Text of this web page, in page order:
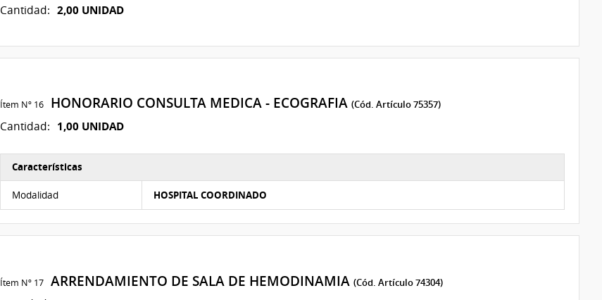
Cantidad: 2,00 UNIDAD
Ítem Nº 16HONORARIO CONSULTA MEDICA - ECOGRAFIA (Cód. Artículo 75357)
Cantidad: 1,00 UNIDAD
Características
Modalidad HOSPITAL COORDINADO
Ítem Nº 17ARRENDAMIENTO DE SALA DE HEMODINAMIA (Cód. Artículo 74304)